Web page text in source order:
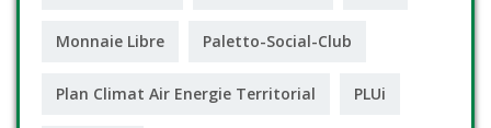
Monnaie Libre Paletto-Social-Club
Plan Climat Air Energie Territorial PLUi